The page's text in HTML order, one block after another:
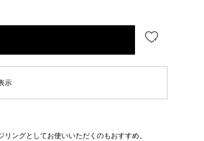
示
ングとしてお使いいただくのもおすすめ。